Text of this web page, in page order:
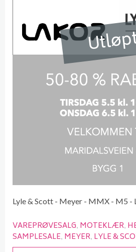
Lyle & Scott - Meyer - MMX - M5 -
VAREPRØVESALG MOTEKLÆR
SAMPLESALE MEYER LYLE &